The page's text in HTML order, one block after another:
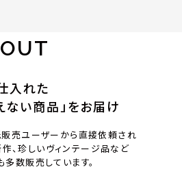
入れた
い商品」をお届け
売ユーザーから直接依頼され
、珍しいヴィンテージ品など
数販売しています。